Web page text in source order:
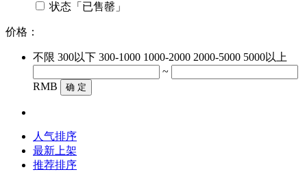
状态「已售罄」
价格：
不限 300以下 300-1000 1000-2000 2000-5000 5000以上
~
RMB
确 定
人气排序
最新上架
推荐排序